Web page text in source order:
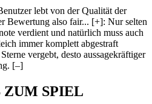
lebt von der Qualität der
Bewertung also fair... [+]: Nur selten
verdient und natürlich muss auch
immer komplett abgestraft
vergebt, desto aussagekräftiger
[–]
ZUM SPIEL